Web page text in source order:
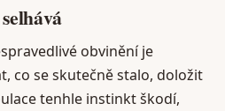
obvinění je
co se skutečně stalo, doložit
tenhle instinkt škodí,